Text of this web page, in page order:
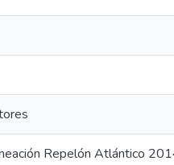
Repelón Atlántico